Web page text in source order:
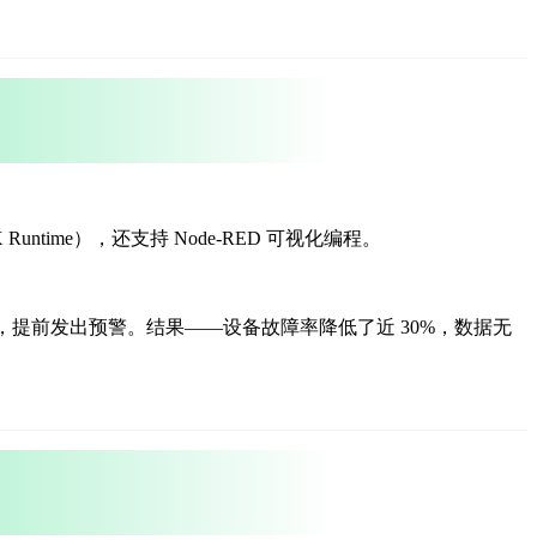
）， 还支持 Node-RED 可视化编程。
前发出预警。 结果——设备故障率降低了近 30%， 数据无